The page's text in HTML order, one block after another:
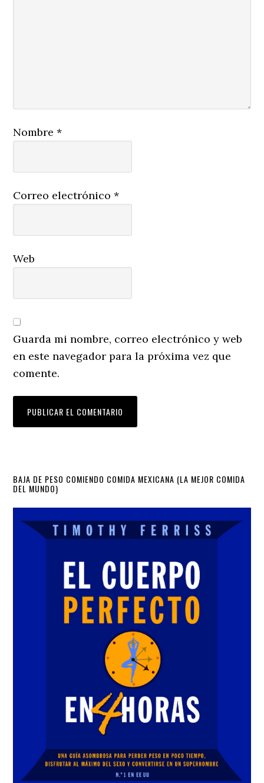
Nombre*
Correo electrónico*
Web
Guarda mi nombre, correo electrónico y web
en este navegador para la próxima vez que
comente.
Primary
Sidebar
BAJA DE PESO COMIENDO COMIDA MEXICANA (LA MEJOR COMIDA
DEL MUNDO)